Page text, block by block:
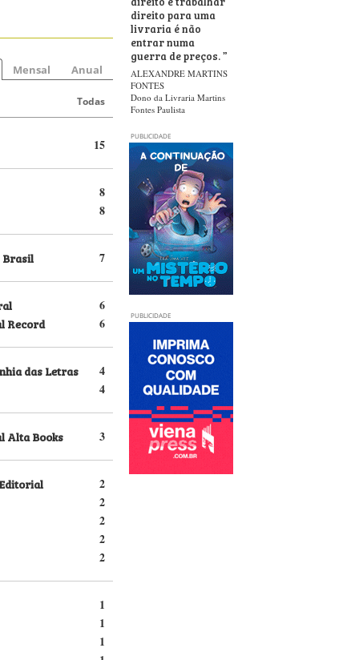
Mensal Anual
Todas
15
8
8
7
6
6
Record
4
das Letras
4
3
Alta Books
2
2
2
2
2
1
1
1
direito para uma
livraria é não
entrar numa
guerra de preços.”
ALEXANDRE MARTINS
FONTES
Dono da Livraria Martins
Fontes Paulista
PUBLICIDADE
PUBLICIDADE